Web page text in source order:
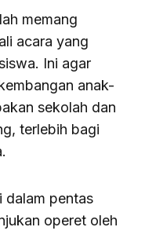
memang
acara yang
Ini agar
anak-
sekolah dan
terlebih bagi
dalam pentas
operet oleh